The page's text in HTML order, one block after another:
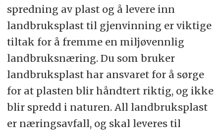
spredning av plast og å levere inn
landbruksplast til gjenvinning er viktige
tiltak for å fremme en miljøvennlig
landbruksnæring. Du som bruker
landbruksplast har ansvaret for å sørge
for at plasten blir håndtert riktig, og ikke
blir spredd i naturen. All landbruksplast
er næringsavfall, og skal leveres til